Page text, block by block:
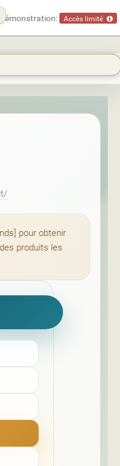
Accès limité
pour obtenir
produits les